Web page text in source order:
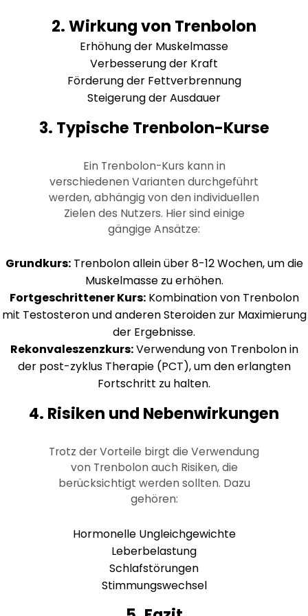
2. Wirkung von Trenbolon
Erhöhung der Muskelmasse
Verbesserung der Kraft
Förderung der Fettverbrennung
Steigerung der Ausdauer
3. Typische Trenbolon-Kurse
Ein Trenbolon-Kurs kann in
verschiedenen Varianten durchgeführt
werden, abhängig von den individuellen
Zielen des Nutzers. Hier sind einige
gängige Ansätze:
Grundkurs:Trenbolon allein über 8-12 Wochen, um die
Muskelmasse zu erhöhen.
Fortgeschrittener Kurs:Kombination von Trenbolon
mit Testosteron und anderen Steroiden zur Maximierung
der Ergebnisse.
Rekonvaleszenzkurs:Verwendung von Trenbolon in
der post-zyklus Therapie (PCT), um den erlangten
Fortschritt zu halten.
4. Risiken und Nebenwirkungen
Trotz der Vorteile birgt die Verwendung
von Trenbolon auch Risiken, die
berücksichtigt werden sollten. Dazu
gehören:
Hormonelle Ungleichgewichte
Leberbelastung
Schlafstörungen
Stimmungswechsel